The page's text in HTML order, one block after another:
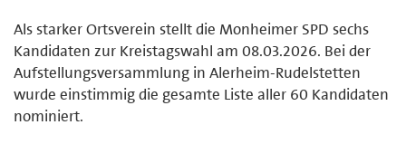
Als starker Ortsverein stellt die Monheimer SPD sechs
Kandidaten zur Kreistagswahl am 08.03.2026. Bei der
Aufstellungsversammlung in Alerheim-Rudelstetten
wurde einstimmig die gesamte Liste aller 60 Kandidaten
nominiert.